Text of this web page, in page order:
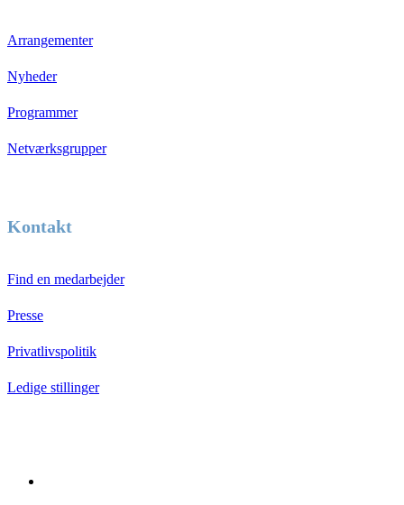
Arrangementer
Nyheder
Programmer
Netværksgrupper
Kontakt
Find en medarbejder
Presse
Privatlivspolitik
Ledige stillinger